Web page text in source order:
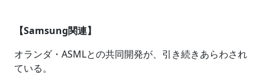
【Samsung関連】
オランダ・ASMLとの共同開発が、引き続きあらわされ
ている。